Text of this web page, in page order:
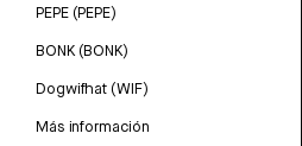
PEPE (PEPE)
BONK (BONK)
Dogwifhat (WIF)
Más información